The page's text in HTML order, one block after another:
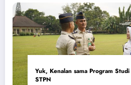
Yuk, Kenalan sama Program
STPN